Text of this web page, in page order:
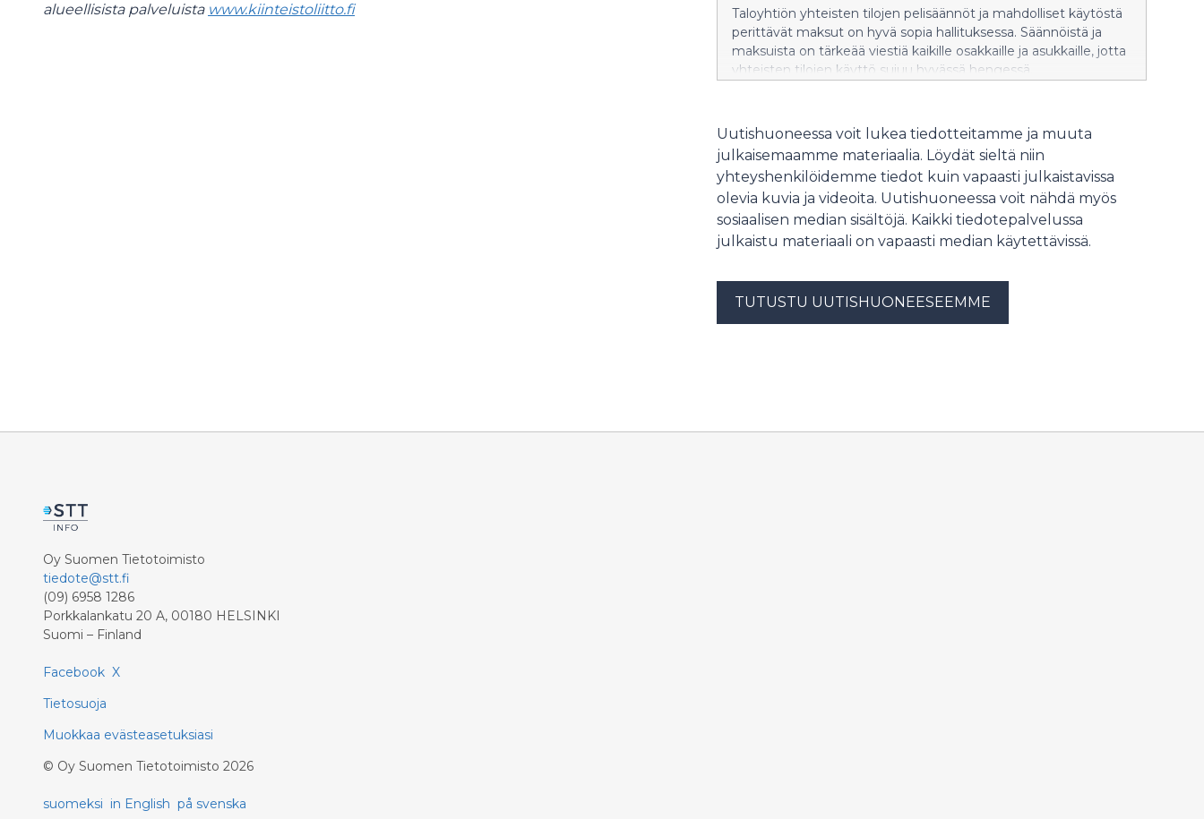
alueellisista palveluista www.kiinteistoliitto.fi
Taloyhtiön yhteisten tilojen pelisäännöt ja mahdolliset käytöstä
perittävät maksut on hyvä sopia hallituksessa. Säännöistä ja
maksuista on tärkeää viestiä kaikille osakkaille ja asukkaille, jotta
yhteisten tilojen käyttö sujuu hyvässä hengessä.
Uutishuoneessa voit lukea tiedotteitamme ja muuta
julkaisemaamme materiaalia. Löydät sieltä niin
yhteyshenkilöidemme tiedot kuin vapaasti julkaistavissa
olevia kuvia ja videoita. Uutishuoneessa voit nähdä myös
sosiaalisen median sisältöjä. Kaikki tiedotepalvelussa
julkaistu materiaali on vapaasti median käytettävissä.
TUTUSTU UUTISHUONEESEEMME
Oy Suomen Tietotoimisto
tiedote@stt.fi
(09) 6958 1286
Porkkalankatu 20 A, 00180 HELSINKI
Suomi – Finland
Facebook X
Tietosuoja
Muokkaa evästeasetuksiasi
© Oy Suomen Tietotoimisto 2026
suomeksi in English på svenska